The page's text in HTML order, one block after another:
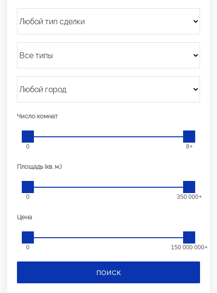
Число комнат
0 8+
Площадь (кв. м.)
0 350 000+
Цена
0 150 000 000+
ПОИСК